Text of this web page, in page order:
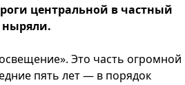
центральной в частный
ныряли.
Это часть огромной
пять лет — в порядок